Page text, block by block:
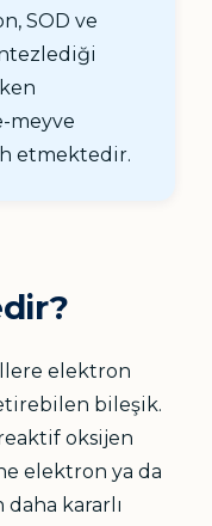
SOD ve
meyve
etmektedir.
elektron
bileşik.
oksijen
elektron ya da
kararlı